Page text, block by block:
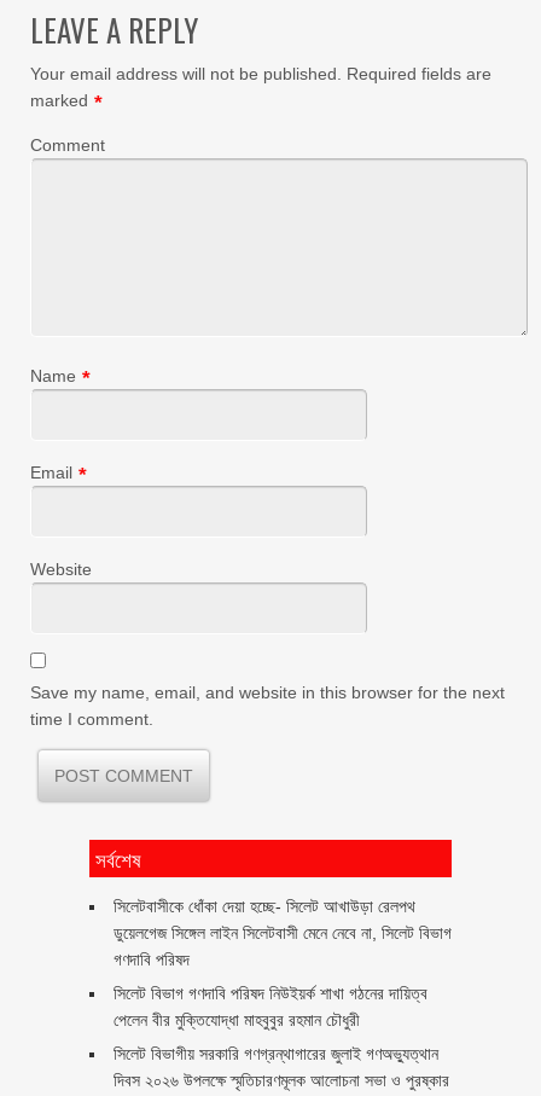
LEAVE A REPLY
Your email address will not be published. Required fields are
marked *
Comment
Name *
Email *
Website
Save my name, email, and website in this browser for the next
time I comment.
সর্বশেষ
‎সিলেটবাসীকে ধোঁকা দেয়া হচ্ছে- সিলেট আখাউড়া রেলপথ
ডুয়েলগেজ সিঙ্গেল লাইন সিলেটবাসী মেনে নেবে না, সিলেট বিভাগ
গণদাবি পরিষদ
সিলেট বিভাগ গণদাবি পরিষদ নিউইয়র্ক শাখা গঠনের দায়িত্ব
পেলেন বীর মুক্তিযোদ্ধা মাহবুবুর রহমান চৌধুরী ‎ ‎
সিলেট বিভাগীয় সরকারি গণগ্রন্থাগারের জুলাই গণঅভ্যুত্থান
দিবস ২০২৬ উপলক্ষে স্মৃতিচারণমূলক আলোচনা সভা ও পুরষ্কার